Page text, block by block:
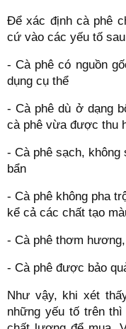
Để xác định cà phê
cứ vào các yếu tố
- Cà phê có nguồn
dụng cụ thể
- Cà phê dù ở dạng
cà phê vừa được thu
- Cà phê sạch, không
bẩn
- Cà phê không pha
kể cả các chất tạo
- Cà phê thơm
- Cà phê được bảo
Như vậy, khi xét
những yếu tố trên